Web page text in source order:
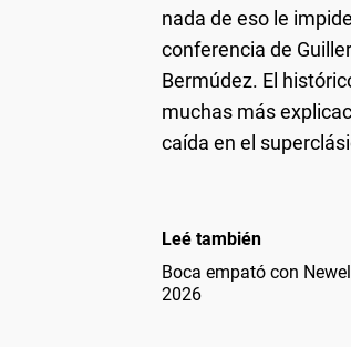
nada de eso le
conferencia de
Bermúdez. El
muchas más
caída en el
Leé también
Boca empató con
2026